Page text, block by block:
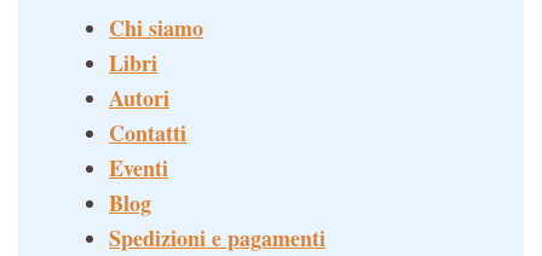
Chi siamo
Libri
Autori
Contatti
Eventi
Blog
Spedizioni e pagamenti